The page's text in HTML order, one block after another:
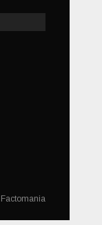
Factomania